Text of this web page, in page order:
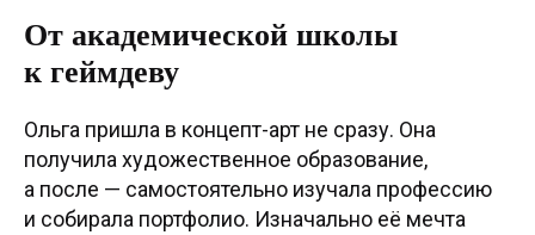
От академической школы
к геймдеву
Ольга пришла в концепт-арт не сразу. Она
получила художественное образование,
а после — самостоятельно изучала профессию
и собирала портфолио. Изначально её мечта